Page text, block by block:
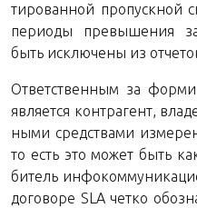
ти­ро­ван­ной про­пуск­ной
пе­ри­о­ды пре­вы­ше­ния
быть ис­клю­че­ны из
От­вет­ствен­ным за
яв­ля­ет­ся контр­агент,
ны­ми сред­ства­ми
то есть это может быть
би­тель
до­го­во­ре SLA четко